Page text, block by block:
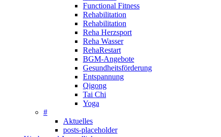
Functional Fitness
Rehabilitation
Rehabilitation
Reha Herzsport
Reha Wasser
RehaRestart
BGM-Angebote
Gesundheitsförderung
Entspannung
Qigong
Tai Chi
Yoga
#
Aktuelles
posts-placeholder